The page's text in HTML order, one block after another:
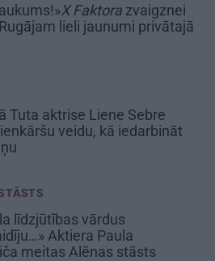
X Faktora zvaigznei
lieli jaunumi privātajā
Tuta aktrise Liene Sebre
veidu, kā iedarbināt
līdzjūtības vārdus
Aktiera Paula
meitas Alēnas stāsts